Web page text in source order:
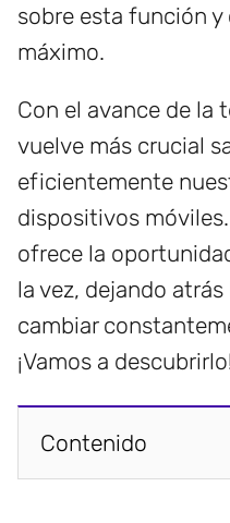
sobre esta función
máximo.
Con el avance de la
vuelve más crucial
eficientemente
dispositivos
ofrece la
la vez, dejando
cambiar
¡Vamos a
Contenido